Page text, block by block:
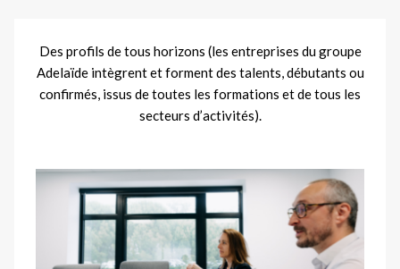
Des profils de tous horizons (les entreprises du groupe
Adelaïde intègrent et forment des talents, débutants ou
confirmés, issus de toutes les formations et de tous les
secteurs d’activités).